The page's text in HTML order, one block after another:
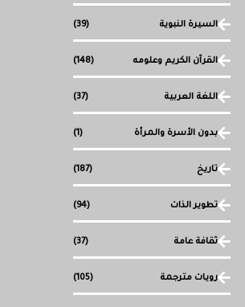
السيرة النبوية (39)
القرآن الكريم وعلومه (148)
اللغة العربية (37)
بدون الأسرة والمرأة (1)
تاريخ (187)
تطوير الذات (94)
ثقافة عامة (37)
رويات مترجمة (105)